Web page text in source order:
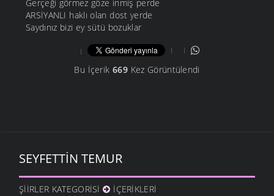
Gerçeği görmez göze inmiş perde
ARSİYANLI haklı olan dost yerde
Saydınız bizi ey sütü bozuklar
Bu İçerik 669Kez Görüntülendi
SEYFETTIN TEMUR
ŞIIRLER KATEGORISI İÇERIKLERI